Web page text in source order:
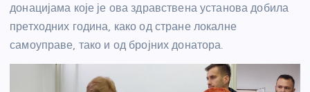
донацијама које је ова здравствена установа добила
претходних година, како од стране локалне
самоуправе, тако и од бројних донатора.